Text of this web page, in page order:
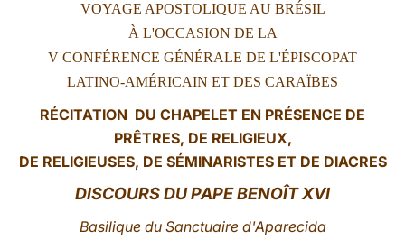
VOYAGE APOSTOLIQUE AU BRÉSIL
À L'OCCASION DE LA
V CONFÉRENCE GÉNÉRALE DE L'ÉPISCOPAT
LATINO-AMÉRICAIN ET DES CARAÏBES
RÉCITATION DU CHAPELET EN PRÉSENCE DE
PRÊTRES, DE RELIGIEUX,
DE RELIGIEUSES, DE SÉMINARISTES ET DE DIACRES
DISCOURS DU PAPE BENOÎT XVI
Basilique du Sanctuaire d'Aparecida